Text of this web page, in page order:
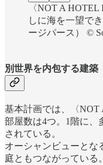
〈NOT A
しに海を一望で
ージパース） ©︎
別世界を内包する建築
基本計画では、〈NOT
部屋数は4つ。1階に、
されている。
オーシャンビューとな
庭ともつながっている